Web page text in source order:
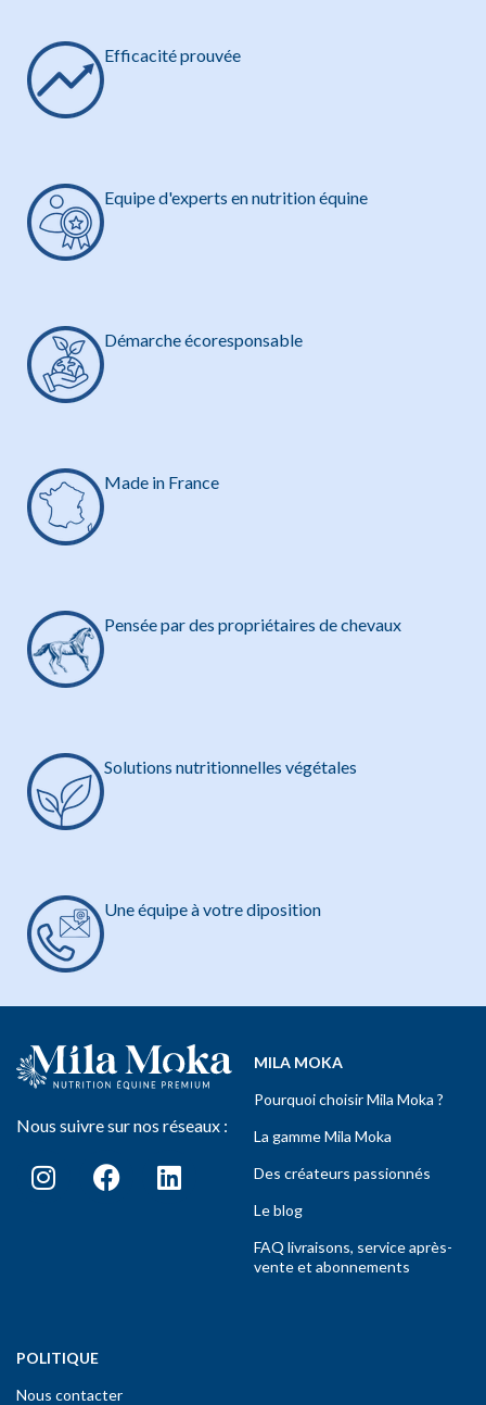
Efficacité prouvée
Equipe d'experts en nutrition équine
Démarche écoresponsable
Made in France
Pensée par des propriétaires de chevaux
Solutions nutritionnelles végétales
Une équipe à votre diposition
Nous suivre sur nos réseaux :
MILA MOKA
Pourquoi choisir Mila Moka ?
La gamme Mila Moka
Des créateurs passionnés
Le blog
FAQ livraisons, service après-
vente et abonnements
POLITIQUE
Nous contacter